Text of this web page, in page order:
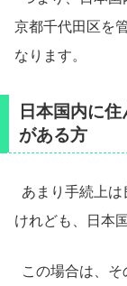
京都千代田区を
なります。
日本国内に
がある方
あまり手続上
けれども、日本
この場合は、